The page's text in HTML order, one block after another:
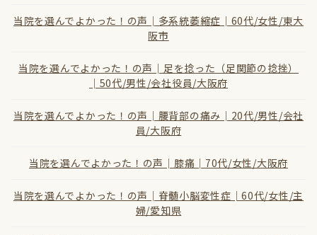
当院を選んでよかった！の声│多系統萎縮症│60代/女性/東大
阪市
当院を選んでよかった！の声│足を捻った（足関節の捻挫）
│50代/男性/会社役員/大阪府
当院を選んでよかった！の声│腰背部の痛み│20代/男性/会社
員/大阪府
当院を選んでよかった！の声│膝痛│70代/女性/大阪府
当院を選んでよかった！の声│脊髄小脳変性症│60代/女性/主
婦/愛知県